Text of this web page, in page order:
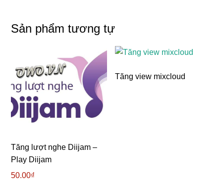
Sản phẩm tương tự
Tăng lượt nghe Diijam –
Play Diijam
50.00₫
Tăng view mixcloud